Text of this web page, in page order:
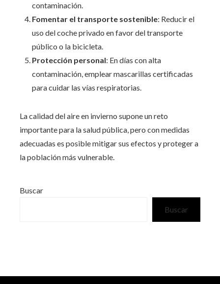
contaminación.
Fomentar el transporte sostenible: Reducir el
uso del coche privado en favor del transporte
público o la bicicleta.
Protección personal: En días con alta
contaminación, emplear mascarillas certificadas
para cuidar las vías respiratorias.
La calidad del aire en invierno supone un reto
importante para la salud pública, pero con medidas
adecuadas es posible mitigar sus efectos y proteger a
la población más vulnerable.
Buscar
Buscar